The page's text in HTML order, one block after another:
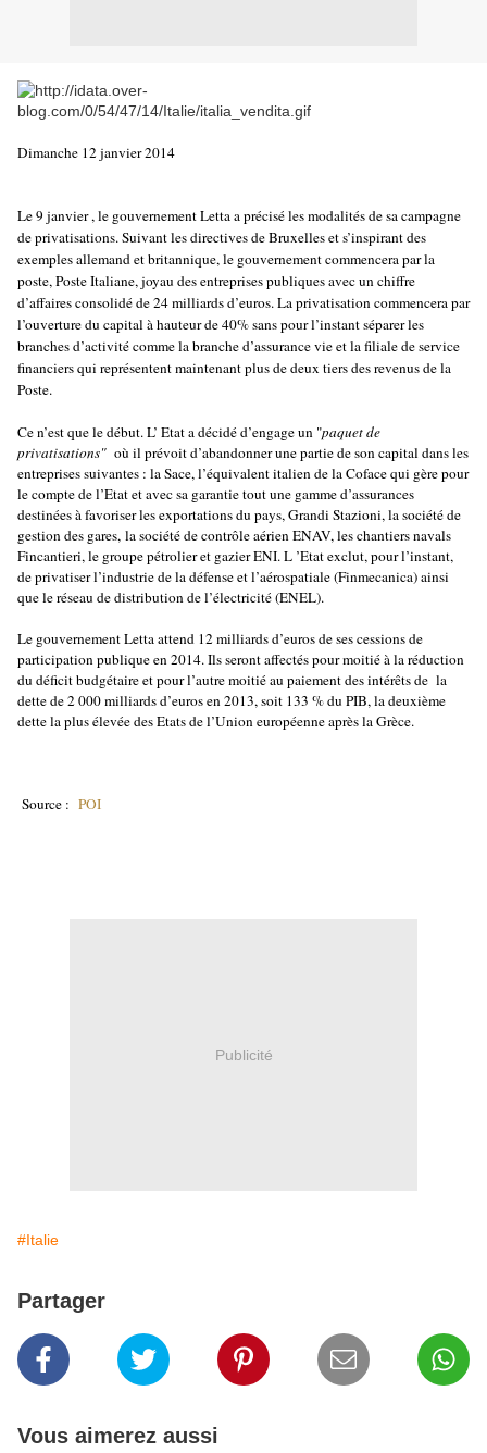
Dimanche 12 janvier 2014
Le 9 janvier , le gouvernement Letta a précisé les modalités de sa campagne
de privatisations. Suivant les directives de Bruxelles et s’inspirant des
exemples allemand et britannique, le gouvernement commencera par la
poste, Poste Italiane, joyau des entreprises publiques avec un chiffre
d’affaires consolidé de 24 milliards d’euros. La privatisation commencera par
l’ouverture du capital à hauteur de 40% sans pour l’instant séparer les
branches d’activité comme la branche d’assurance vie et la filiale de service
financiers qui représentent maintenant plus de deux tiers des revenus de la
Poste.
Ce n’est que le début. L’ Etat a décidé d’engage un "paquet de
privatisations" où il prévoit d’abandonner une partie de son capital dans les
entreprises suivantes : la Sace, l’équivalent italien de la Coface qui gère pour
le compte de l’Etat et avec sa garantie tout une gamme d’assurances
destinées à favoriser les exportations du pays, Grandi Stazioni, la société de
gestion des gares, la société de contrôle aérien ENAV, les chantiers navals
Fincantieri, le groupe pétrolier et gazier ENI. L ’Etat exclut, pour l’instant,
de privatiser l’industrie de la défense et l’aérospatiale (Finmecanica) ainsi
que le réseau de distribution de l’électricité (ENEL).
Le gouvernement Letta attend 12 milliards d’euros de ses cessions de
participation publique en 2014. Ils seront affectés pour moitié à la réduction
du déficit budgétaire et pour l’autre moitié au paiement des intérêts de la
dette de 2 000 milliards d’euros en 2013, soit 133 % du PIB, la deuxième
dette la plus élevée des Etats de l’Union européenne après la Grèce.
Source : POI
Publicité
#Italie
Partager
Vous aimerez aussi